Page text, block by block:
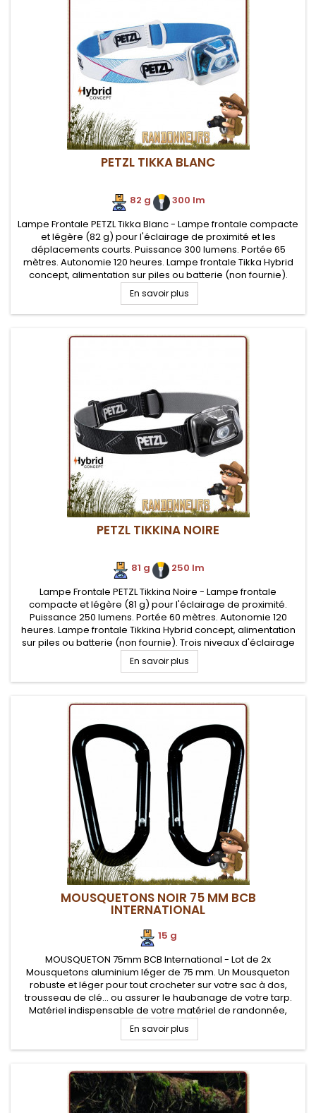
PETZL TIKKA BLANC
82 g
300 lm
Lampe Frontale PETZL Tikka Blanc - Lampe frontale compacte
et légère (82 g) pour l'éclairage de proximité et les
déplacements courts. Puissance 300 lumens. Portée 65
mètres. Autonomie 120 heures. Lampe frontale Tikka Hybrid
concept, alimentation sur piles ou batterie (non fournie).
Quatre niveaux d'éclairage (x3 blancs, 1x rouge)
En savoir plus
PETZL TIKKINA NOIRE
81 g . 250 lm
Lampe Frontale PETZL Tikkina Noire - Lampe frontale
compacte et légère (81 g) pour l'éclairage de proximité.
Puissance 250 lumens. Portée 60 mètres. Autonomie 120
heures. Lampe frontale Tikkina Hybrid concept, alimentation
sur piles ou batterie (non fournie). Trois niveaux d'éclairage
(x3 blancs)
En savoir plus
MOUSQUETONS NOIR 75 MM BCB
INTERNATIONAL
15 g
MOUSQUETON 75mm BCB International - Lot de 2x
Mousquetons aluminium léger de 75 mm. Un Mousqueton
robuste et léger pour tout crocheter sur votre sac à dos,
trousseau de clé... ou assurer le haubanage de votre tarp.
Matériel indispensable de votre matériel de randonnée,
bushcraft et militaire
En savoir plus